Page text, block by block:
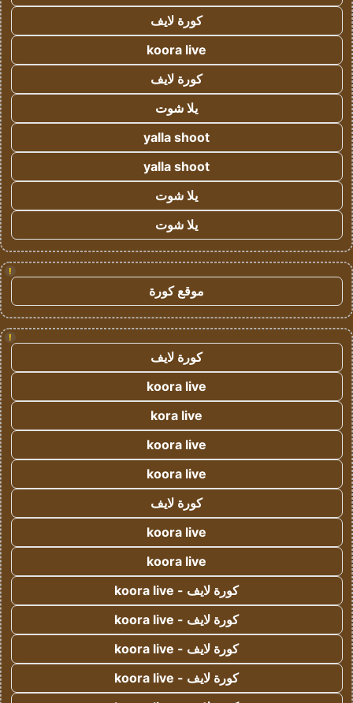
كورة لايف
koora live
كورة لايف
يلا شوت
yalla shoot
yalla shoot
يلا شوت
يلا شوت
!
موقع كورة
!
كورة لايف
koora live
kora live
koora live
koora live
كورة لايف
koora live
koora live
كورة لايف - koora live
كورة لايف - koora live
كورة لايف - koora live
كورة لايف - koora live